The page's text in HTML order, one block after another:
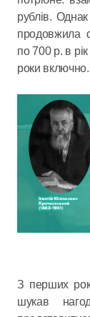
рублів.
продовжила
по 700 р. в
роки включно.
З перших
шукав